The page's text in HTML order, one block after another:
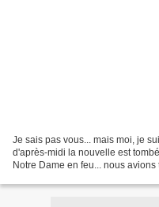
Je sais pas vous... mais moi, je
d'après-midi la nouvelle est
Notre Dame en feu... nous avions